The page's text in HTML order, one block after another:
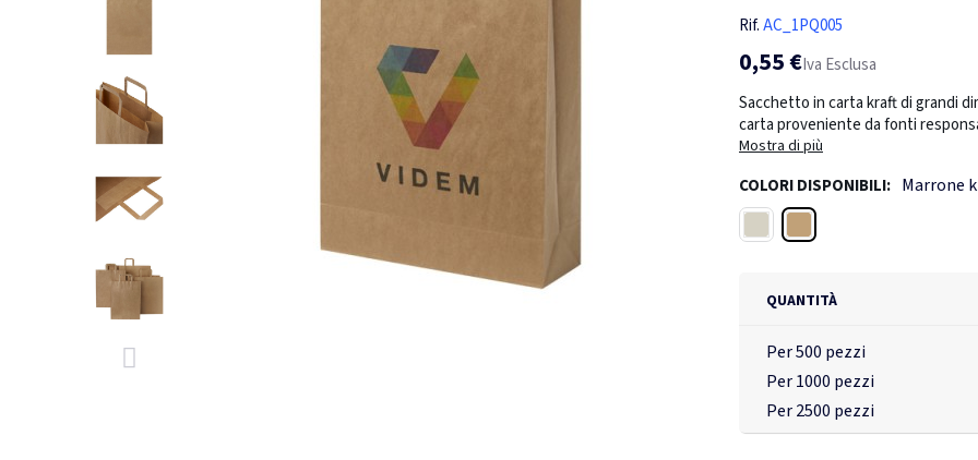
Rif.AC_1PQ005
0,55 €Iva Esclusa
Sacchetto in carta kraft di grandi
carta proveniente da fonti
è una soluzione di imballaggio
qualsiasi occasione. Perfetto per
borse di plastica. Prodotto in
Mostra di più
COLORI DISPONIBILI: Marrone
QUANTITÀ
Per 500 pezzi
Per 1000 pezzi
Per 2500 pezzi